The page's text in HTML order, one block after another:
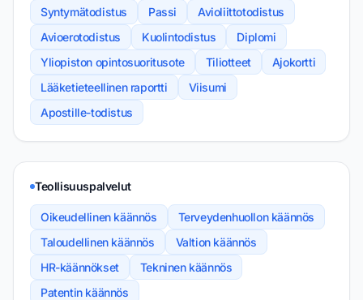
Syntymätodistus Passi
Avioliittotodistus
Avioerotodistus
Kuolintodistus
Diplomi
Yliopiston opintosuoritusote
Tiliotteet
Ajokortti
Lääketieteellinen raportti
Viisumi
Apostille-todistus
Teollisuuspalvelut
Oikeudellinen käännös
Terveydenhuollon käännös
Taloudellinen käännös
Valtion käännös
HR-käännökset
Tekninen käännös
Patentin käännös